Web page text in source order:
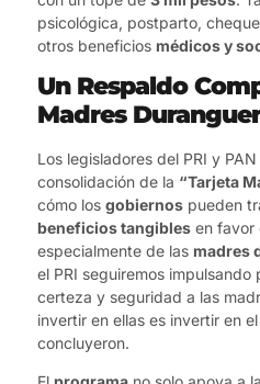
psicológica, postparto,
otros beneficios médicos y
Un Respaldo
Madres
Los legisladores del PRI y
consolidación de la “Tarjeta
cómo los gobiernos pueden
beneficios tangibles en favor
especialmente de las madres
el PRI seguiremos
certeza y seguridad a las
invertir en ellas es invertir en
concluyeron.